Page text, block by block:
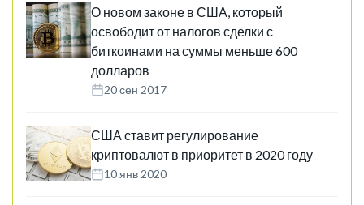
О новом законе в США, который
освободит от налогов сделки с
биткоинами на суммы меньше 600
долларов
20 сен 2017
США ставит регулирование
криптовалют в приоритет в 2020 году
10 янв 2020